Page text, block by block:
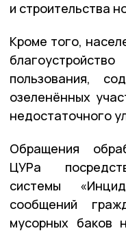
и строительства
Кроме того,
пользования,
озеленённых
недостаточного
Обращения
ЦУРа
системы
сообщений
мусорных баков